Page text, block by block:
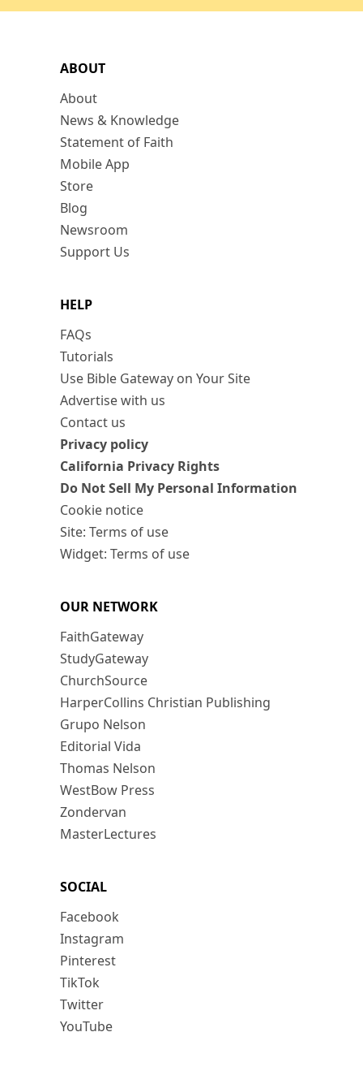
ABOUT
About
News & Knowledge
Statement of Faith
Mobile App
Store
Blog
Newsroom
Support Us
HELP
FAQs
Tutorials
Use Bible Gateway on Your Site
Advertise with us
Contact us
Privacy policy
California Privacy Rights
Do Not Sell My Personal Information
Cookie notice
Site: Terms of use
Widget: Terms of use
OUR NETWORK
FaithGateway
StudyGateway
ChurchSource
HarperCollins Christian Publishing
Grupo Nelson
Editorial Vida
Thomas Nelson
WestBow Press
Zondervan
MasterLectures
SOCIAL
Facebook
Instagram
Pinterest
TikTok
Twitter
YouTube